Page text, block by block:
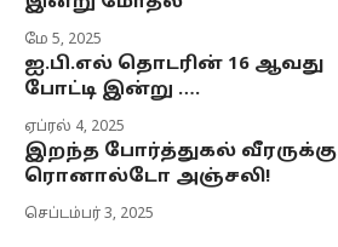
மே 5, 2025
ஐ.பி.எல் தொடரின் 16 ஆவது
போட்டி இன்று ….
ஏப்ரல் 4, 2025
இறந்த போர்த்துகல் வீரருக்கு
ரொனால்டோ அஞ்சலி!
செப்டம்பர் 3, 2025